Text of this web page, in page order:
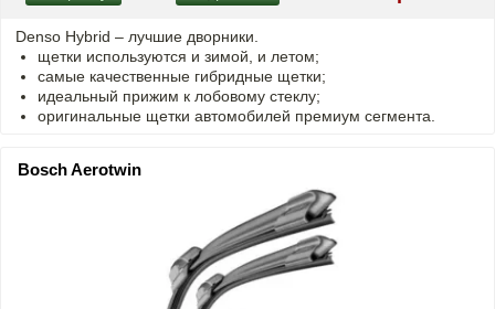
Denso Hybrid – лучшие дворники.
щетки используются и зимой, и летом;
самые качественные гибридные щетки;
идеальный прижим к лобовому стеклу;
оригинальные щетки автомобилей премиум сегмента.
Bosch Aerotwin